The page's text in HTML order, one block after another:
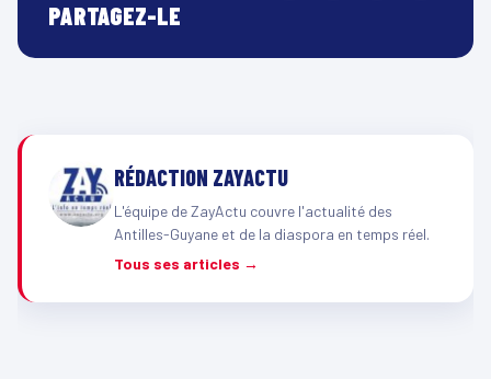
PARTAGEZ-LE
RÉDACTION ZAYACTU
L'équipe de ZayActu couvre l'actualité des
Antilles-Guyane et de la diaspora en temps réel.
Tous ses articles →